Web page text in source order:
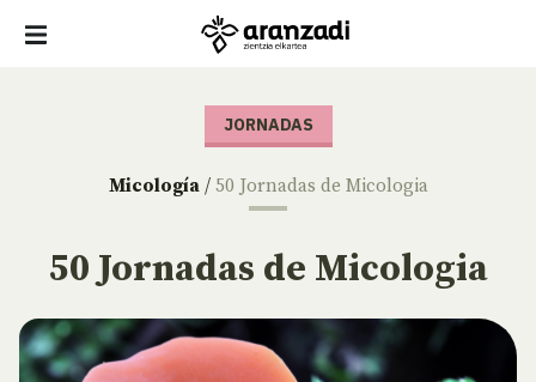
JORNADAS
Micología/ 50 Jornadas de Micologia
50 Jornadas de Micologia